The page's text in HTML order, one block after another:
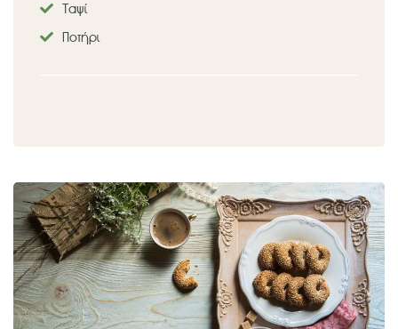
Ταψί
Ποτήρι